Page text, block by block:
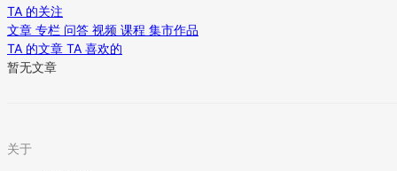
TA 的关注
文章 专栏 问答 视频 课程 集市作品
TA 的文章 TA 喜欢的
暂无文章
关于